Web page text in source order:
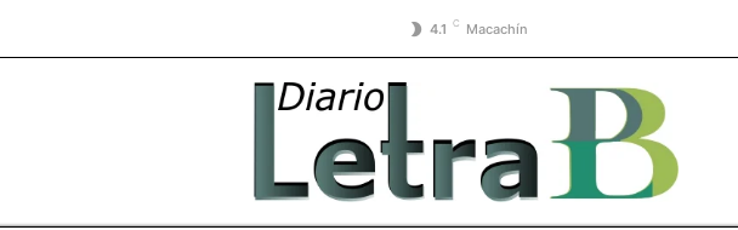
4.1 C Macachín